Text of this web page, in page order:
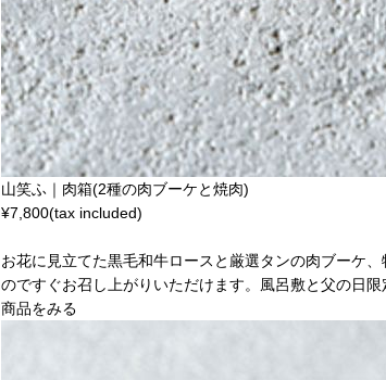
山笑ふ｜肉箱(2種の肉ブーケと焼肉)
¥7,800(tax included)
お花に見立てた黒毛和牛ロースと厳選タンの肉ブーケ
のですぐお召し上がりいただけます。風呂敷と父の日
商品をみる